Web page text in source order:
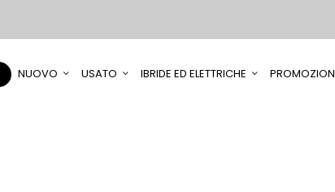
NUOVO USATO IBRIDE ED ELETTRICHE